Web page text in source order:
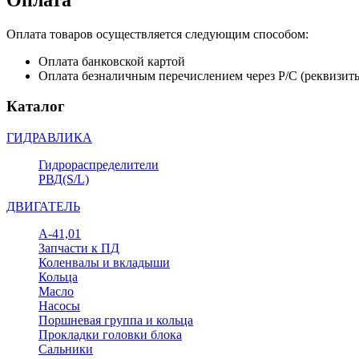
Оплата товаров осуществляется следующим способом:
Оплата банковской картой
Оплата безналичным перечислением через Р/С
Каталог
ГИДРАВЛИКА
Гидрораспределители
РВД(S/L)
ДВИГАТЕЛЬ
А-41,01
Запчасти к ПД
Коленвалы и вкладыши
Кольца
Масло
Насосы
Поршневая группа и кольца
Прокладки головки блока
Сальники